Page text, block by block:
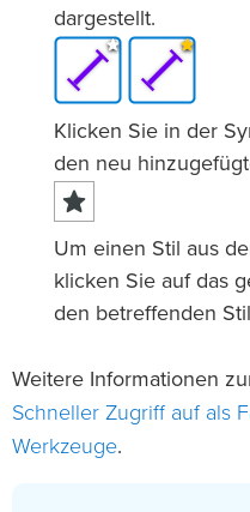
dargestellt.
Klicken Sie in der
den neu
Um einen Stil aus
klicken Sie auf das
den betreffenden
Weitere Informationen
Schneller Zugriff auf als
Werkzeuge.